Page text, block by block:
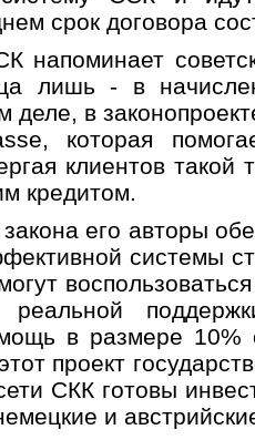
срок договора
напоминает
лишь - в
деле, в
которая
клиентов такой
кредитом.
его авторы
системы
в размере 10%
проект
СКК готовы
и